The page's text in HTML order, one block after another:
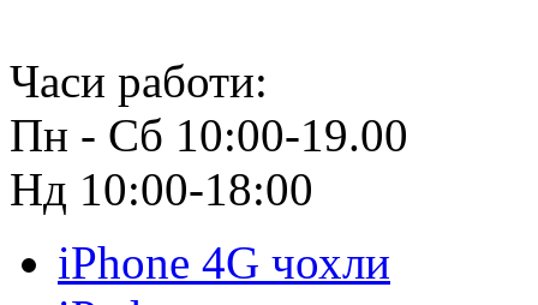
Часи работи:
Пн - Сб 10:00-19.00
Нд 10:00-18:00
iPhone 4G чохли